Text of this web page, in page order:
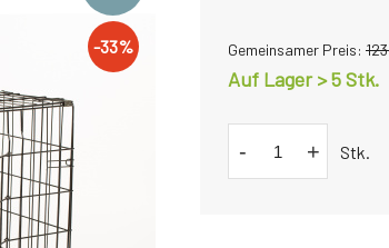
-33% Gemeinsamer Preis: 123
Auf Lager > 5Stk.
- + Stk.